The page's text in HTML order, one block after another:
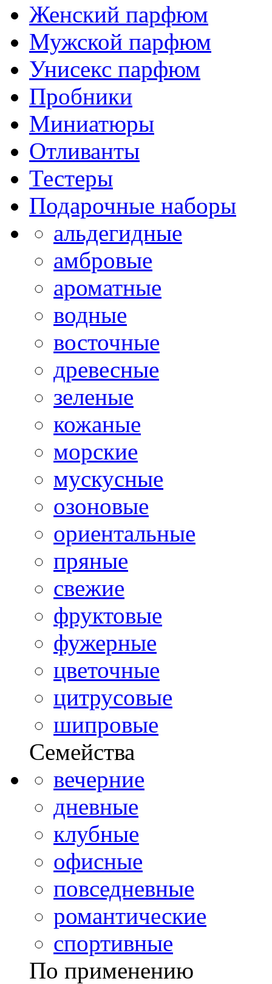
Женский парфюм
Мужской парфюм
Унисекс парфюм
Пробники
Миниатюры
Отливанты
Тестеры
Подарочные наборы
альдегидные
амбровые
ароматные
водные
восточные
древесные
зеленые
кожаные
морские
мускусные
озоновые
ориентальные
пряные
свежие
фруктовые
фужерные
цветочные
цитрусовые
шипровые
Семейства
вечерние
дневные
клубные
офисные
повседневные
романтические
спортивные
По применению